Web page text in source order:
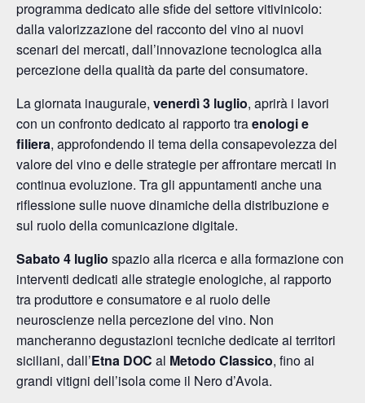
programma dedicato alle sfide del settore vitivinicolo:
dalla valorizzazione del racconto del vino ai nuovi
scenari dei mercati, dall’innovazione tecnologica alla
percezione della qualità da parte del consumatore.
La giornata inaugurale, venerdì 3 luglio, aprirà i lavori
con un confronto dedicato al rapporto traenologi e
filiera, approfondendo il tema della consapevolezza del
valore del vino e delle strategie per affrontare mercati in
continua evoluzione. Tra gli appuntamenti anche una
riflessione sulle nuove dinamiche della distribuzione e
sul ruolo della comunicazione digitale.
Sabato 4 luglio spazio alla ricerca e alla formazione con
interventi dedicati alle strategie enologiche, al rapporto
tra produttore e consumatore e al ruolo delle
neuroscienze nella percezione del vino. Non
mancheranno degustazioni tecniche dedicate ai territori
siciliani, dall’Etna DOC al Metodo Classico, fino ai
grandi vitigni dell’isola come il Nero d’Avola.